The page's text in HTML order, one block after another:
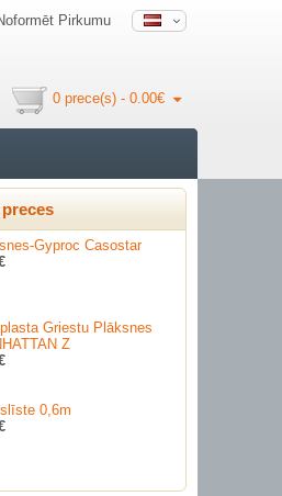
Pirkumu
0 prece(s) - 0.00€
Gyproc Casostar
Griestu Plāksnes
Z
0,6m